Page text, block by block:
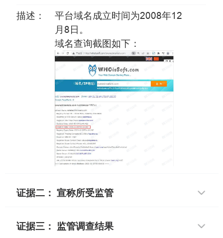
描述：
平台域名成立时间为2008年12
月8日。
域名查询截图如下：
证据二： 宣称所受监管
证据三： 监管调查结果